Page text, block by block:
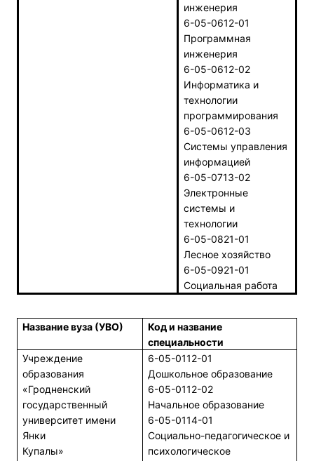
инженерия
6-05-0612-01
Программная
инженерия
6-05-0612-02
Информатика и
технологии
программирования
6-05-0612-03
Системы управления
информацией
6-05-0713-02
Электронные
системы и
технологии
6-05-0821-01
Лесное хозяйство
6-05-0921-01
Социальная работа
Название вуза (УВО)
Код и название
специальности
Учреждение
образования
«Гродненский
государственный
университет имени
Янки
Купалы»
6-05-0112-01
Дошкольное образование
6-05-0112-02
Начальное образование
6-05-0114-01
Социально-педагогическое и
психологическое